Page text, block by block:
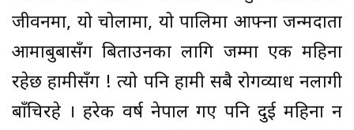
जीवनमा, यो चोलामा, यो पालिम ा आफ्ना जन्मदाता
आमाबुबासँग बिताउनका लागि जम्मा एक महिना
रहेछ हामीसँग ! त्यो पनि हामी सबै रोगव्याध नलागी
बाँचिरहे । हरेक वर्ष नेपाल गए पनि दुई महिना न